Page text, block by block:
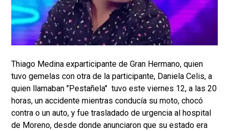
Thiago Medina exparticipante de Gran Hermano, quien
tuvo gemelas con otra de la participante, Daniela Celis, a
quien llamaban "Pestañela" tuvo este viernes 12, a las 20
horas, un accidente mientras conducía su moto, chocó
contra o un auto, y fue trasladado de urgencia al hospital
de Moreno, desde donde anunciaron que su estado era